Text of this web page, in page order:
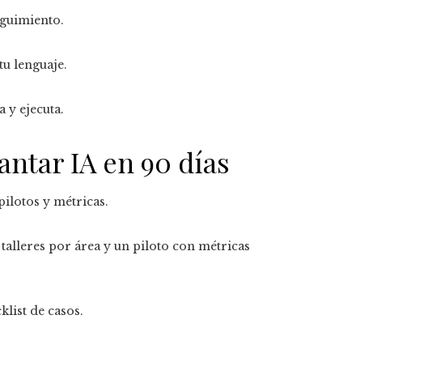
lenguaje.
y ejecuta.
IA en 90 días
y métricas.
por área y un piloto con métricas
de casos.